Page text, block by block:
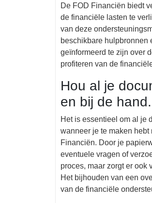
De FOD Financiën biedt
de financiële lasten te
van deze
beschikbare hulpbronnen
geïnformeerd te zijn over
profiteren van de
Hou al je
en bij de hand.
Het is essentieel om al je
wanneer je te maken
Financiën. Door je
eventuele vragen of
proces, maar zorgt er ook
Het bijhouden van een
van de financiële